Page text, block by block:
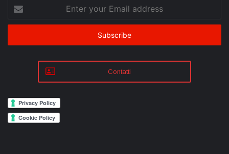
your
Email
Contatti